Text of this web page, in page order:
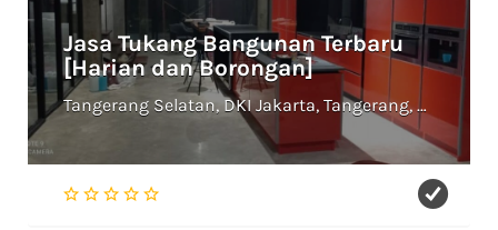
Jasa Tukang Bangunan Terbaru
[Harian dan Borongan]
Tangerang Selatan, DKI Jakarta, Tangerang, Depok, Bekasi